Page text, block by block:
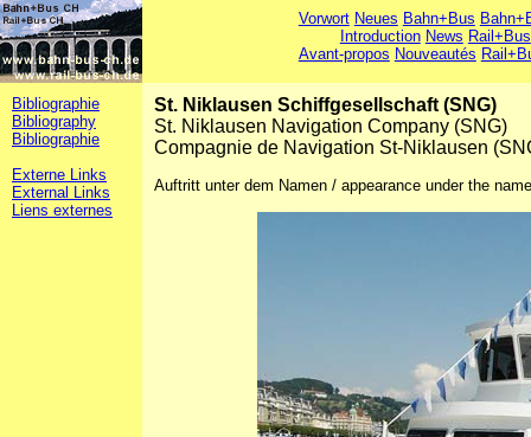
Vorwort Neues Bahn+Bus
Introduction News Rail+Bus
Avant-propos Nouveautés
Bibliographie
Bibliography
Bibliographie
Externe Links
External Links
Liens externes
St. Niklausen Schiffgesellschaft (SNG)
St. Niklausen Navigation Company (SNG)
Compagnie de Navigation St-Niklausen
Auftritt unter dem Namen / appearance under the